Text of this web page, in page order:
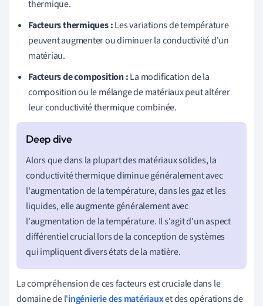
thermique.
Facteurs thermiques :Les variations de température
peuvent augmenter ou diminuer la conductivité d'un
matériau.
Facteurs de composition :La modification de la
composition ou le mélange de matériaux peut altérer
leur conductivité thermique combinée.
Alors que dans la plupart des matériaux solides, la
conductivité thermique diminue généralement avec
l'augmentation de la température, dans les gaz et les
liquides, elle augmente généralement avec
l'augmentation de la température. Il s'agit d'un aspect
différentiel crucial lors de la conception de systèmes
qui impliquent divers états de la matière.
La compréhension de ces facteurs est cruciale dans le
domaine de l'ingénierie des matériauxet des opérations de